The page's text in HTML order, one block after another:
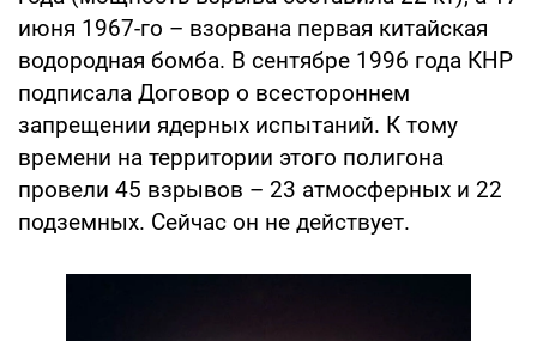
июня 1967-го – взорвана первая китайская
водородная бомба. В сентябре 1996 года КНР
подписала Договор о всестороннем
запрещении ядерных испытаний. К тому
времени на территории этого полигона
провели 45 взрывов – 23 атмосферных и 22
подземных. Сейчас он не действует.